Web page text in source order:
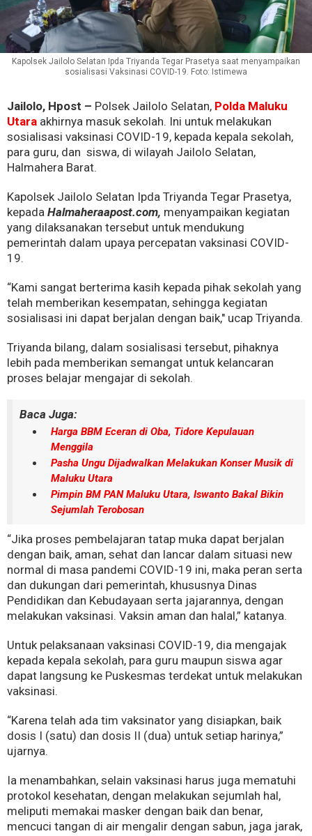
Kapolsek Jailolo Selatan Ipda Triyanda Tegar Prasetya saat menyampaikan
sosialisasi Vaksinasi COVID-19. Foto: Istimewa
Jailolo, Hpost – Polsek Jailolo Selatan, Polda Maluku
Utara akhirnya masuk sekolah. Ini untuk melakukan
sosialisasi vaksinasi COVID-19, kepada kepala sekolah,
para guru, dan siswa, di wilayah Jailolo Selatan,
Halmahera Barat.
Kapolsek Jailolo Selatan Ipda Triyanda Tegar Prasetya,
kepada Halmaheraapost.com, menyampaikan kegiatan
yang dilaksanakan tersebut untuk mendukung
pemerintah dalam upaya percepatan vaksinasi COVID-
19.
“Kami sangat berterima kasih kepada pihak sekolah yang
telah memberikan kesempatan, sehingga kegiatan
sosialisasi ini dapat berjalan dengan baik," ucap Triyanda.
Triyanda bilang, dalam sosialisasi tersebut, pihaknya
lebih pada memberikan semangat untuk kelancaran
proses belajar mengajar di sekolah.
Baca Juga:
Harga BBM Eceran di Oba, Tidore Kepulauan
Menggila
Pasha Ungu Dijadwalkan Melakukan Konser Musik di
Maluku Utara
Pimpin BM PAN Maluku Utara, Iswanto Bakal Bikin
Sejumlah Terobosan
“Jika proses pembelajaran tatap muka dapat berjalan
dengan baik, aman, sehat dan lancar dalam situasi new
normal di masa pandemi COVID-19 ini, maka peran serta
dan dukungan dari pemerintah, khususnya Dinas
Pendidikan dan Kebudayaan serta jajarannya, dengan
melakukan vaksinasi. Vaksin aman dan halal,” katanya.
Untuk pelaksanaan vaksinasi COVID-19, dia mengajak
kepada kepala sekolah, para guru maupun siswa agar
dapat langsung ke Puskesmas terdekat untuk melakukan
vaksinasi.
“Karena telah ada tim vaksinator yang disiapkan, baik
dosis I (satu) dan dosis II (dua) untuk setiap harinya,”
ujarnya.
Ia menambahkan, selain vaksinasi harus juga mematuhi
protokol kesehatan, dengan melakukan sejumlah hal,
meliputi memakai masker dengan baik dan benar,
mencuci tangan di air mengalir dengan sabun, jaga jarak,